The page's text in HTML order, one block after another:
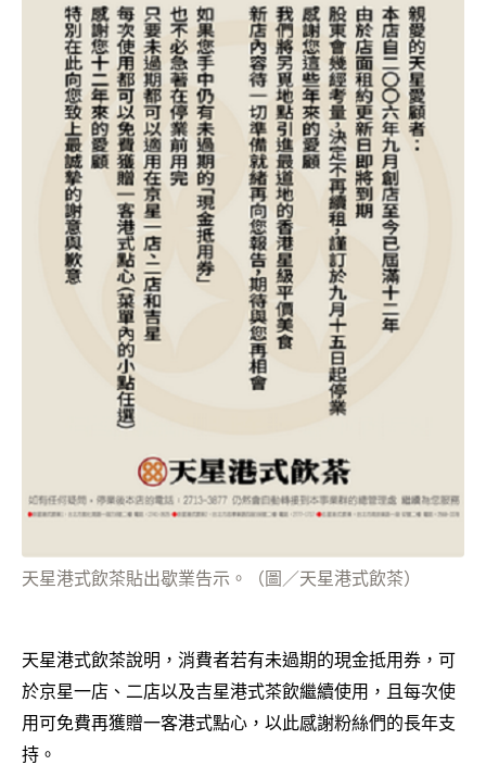
天星港式飲茶貼出歇業告示。（圖／天星港式飲茶）
天星港式飲茶說明，消費者若有未過期的現金抵用券，可
於京星一店、二店以及吉星港式茶飲繼續使用，且每次使
用可免費再獲贈一客港式點心，以此感謝粉絲們的長年支
持。